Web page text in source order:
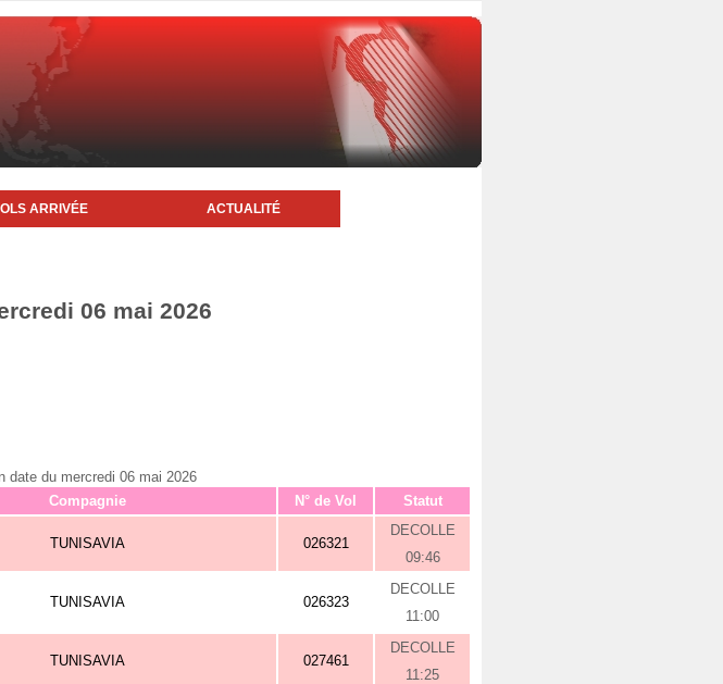
ARRIVÉE ACTUALITÉ
06 mai 2026
date du mercredi 06 mai 2026
Compagnie N° de Vol Statut
TUNISAVIA 026321
DECOLLE
09:46
TUNISAVIA 026323
DECOLLE
11:00
TUNISAVIA 027461
DECOLLE
11:25